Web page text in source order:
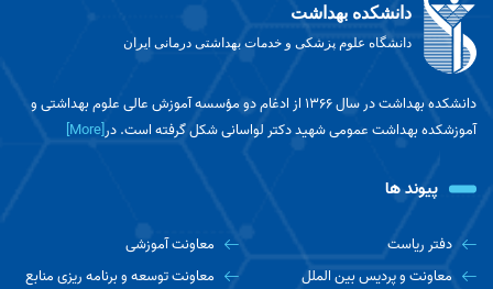
تبریک به مناسبت ارتقای مرتبه علمی آقای دکتر
هشدار درباره خطرات کم‌آبی و گرمازدگی در مسیر
راهنمای جامع پزشک تغذیه برای زائران پیاده‌روی
اربعین
دانشکده بهداشت
دانشگاه علوم پزشکی و خدمات بهداشتی درمانی ایران
دانشکده بهداشت در سال ۱۳۶۶ از ادغام دو مؤسسه آموزش عالی علوم بهداشتی و
آموزشکده بهداشت عمومی شهید دکتر لواسانی شکل گرفته است. در[More]
پیوند ها
دفتر ریاست
معاونت آموزشی
معاونت و پردیس بین الملل
معاونت توسعه و برنامه ریزی منابع